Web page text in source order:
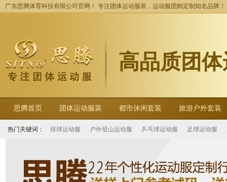
广东思腾体育科技有限公司官网！ 专注团体运动服装，运动服团购定制知名品牌！
高品质团
思腾首页 团体运动服装 都市休闲套装 旅游户外套装
热门关键词： 排球运动服 户外登山运动服 乒乓球运动服 足球运动服